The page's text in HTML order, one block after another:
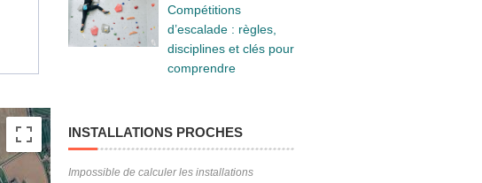
Compétitions
d’escalade : règles,
disciplines et clés pour
comprendre
INSTALLATIONS PROCHES
Impossible de calculer les installations